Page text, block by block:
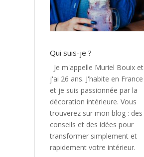
Qui suis-je ?
Je m'appelle Muriel Bouix et
j'ai 26 ans. J'habite en France
et je suis passionnée par la
décoration intérieure. Vous
trouverez sur mon blog : des
conseils et des idées pour
transformer simplement et
rapidement votre intérieur.